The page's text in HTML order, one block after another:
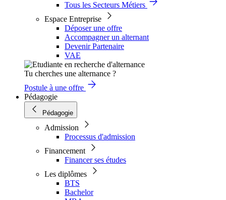
Tous les Secteurs Métiers
Espace Entreprise
Déposer une offre
Accompagner un alternant
Devenir Partenaire
VAE
Tu cherches une alternance ?
Postule à une offre
Pédagogie
Pédagogie
Admission
Processus d'admission
Financement
Financer ses études
Les diplômes
BTS
Bachelor